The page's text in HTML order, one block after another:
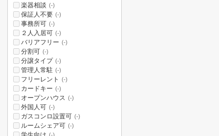
楽器相談 (-)
保証人不要 (-)
事務所可 (-)
２人入居可 (-)
バリアフリー (-)
分割可 (-)
分譲タイプ (-)
管理人常駐 (-)
フリーレント (-)
カードキー (-)
オープンハウス (-)
外国人可 (-)
ガスコンロ設置可 (-)
ルームシェア可 (-)